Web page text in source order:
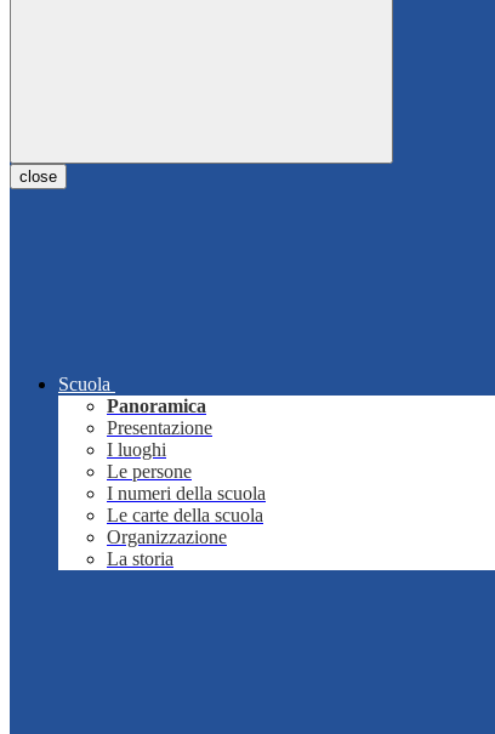
close
Scuola
Panoramica
Presentazione
I luoghi
Le persone
I numeri della scuola
Le carte della scuola
Organizzazione
La storia